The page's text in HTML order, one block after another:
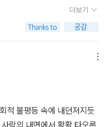
있으리라. ‘각자의 인생이라
닿는 곳에서 이따금 만나 서
느슨하고 유연한 관계를 가능
난 사이와 헐겁지만 다정한
난 누군가와 그 무엇에 비할
곳, 도시. 걷는다, 본다, 느
한다. 웃는다, 사랑한다. 헤
외로울지언정 자유가 있
달려들었다. 그럼에도 불구
경에 거슬리지 않았고 그의
이 통제력을 잃어간다는 사
서서히 깨달아갔다 마치 그
고, 그에 맞춰 살아남을 전
는 그것과 동행하고 그것을
를 어디에 내려놓든 사실상
적인 일이 닥치더라도 굳건
것의 정체가 불안임을 발견
조제해내려고 태어난 사람
알아차리기도 한다. 도
람들 개별에 주의깊은 시선
의 관계 속에서 목격하게
발견하게 되는 그 자체로
터 일정한 거리를 두고 배회
부터 내면의 유리(遊離)를
에게 선택권이 주어졌다면
과 작가들을 소개받은 기분
니다.선집의 초반에 이미 조
한 차용 표현이 있었으나
야, 다시 맨 앞에 출연하고,
의미를 부여한 조지 기싱의
기싱에 대해 느끼는 이 흥
매일 짝을 이뤄 방문한다. 누
혹하다.고공관찰자처럼 건
도 없다. 내가 나를 설득하
다.“불경스런 불만이 삶을
로 이 여정의 의미임을.”일
일변하는 나에게 본원적
아 내가 살고 싶은 삶의 윤
없다. 몸 하나 가방 하나로
외롭지 않다. 그 도시에 함
을 함께 하는 친구, 서로 너
진 친구, 나이가 많이 들어
요로 하는 친구, 스쳐지나가
이 대화가 함께 하는 책이다.
지막을 장식하는 친구 레너
내던져지듯 태어났다는 강
더보기
적 불평등 속에 내던져지듯
람의 내면에서 활활 타오른